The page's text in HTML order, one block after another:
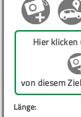
Hier
von diesem
Länge: